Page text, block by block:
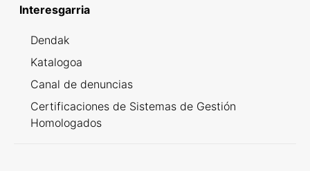
Interesgarria
Dendak
Katalogoa
Canal de denuncias
Certificaciones de Sistemas de Gestión
Homologados